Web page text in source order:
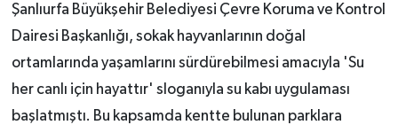
Şanlıurfa Büyükşehir Belediyesi Çevre Koruma ve Kontrol
Dairesi Başkanlığı, sokak hayvanlarının doğal
ortamlarında yaşamlarını sürdürebilmesi amacıyla 'Su
her canlı için hayattır' sloganıyla su kabı uygulaması
başlatmıştı. Bu kapsamda kentte bulunan parklara